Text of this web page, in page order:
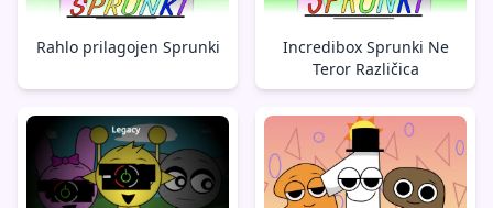
Rahlo prilagojen Sprunki
Incredibox Sprunki Ne
Teror Različica